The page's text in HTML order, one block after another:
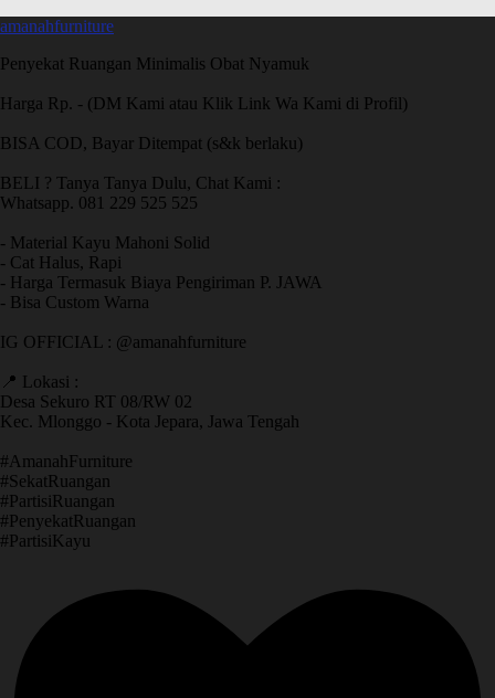
amanahfurniture
Penyekat Ruangan Minimalis Obat Nyamuk
Harga Rp. - (DM Kami atau Klik Link Wa Kami di Profil)
BISA COD, Bayar Ditempat (s&k berlaku)
BELI ? Tanya Tanya Dulu, Chat Kami :
Whatsapp. 081 229 525 525
- Material Kayu Mahoni Solid
- Cat Halus, Rapi
- Harga Termasuk Biaya Pengiriman P. JAWA
- Bisa Custom Warna
IG OFFICIAL : @amanahfurniture
📍 Lokasi :
Desa Sekuro RT 08/RW 02
Kec. Mlonggo - Kota Jepara, Jawa Tengah
​#AmanahFurniture
​#SekatRuangan
​#PartisiRuangan
​#PenyekatRuangan
​#PartisiKayu